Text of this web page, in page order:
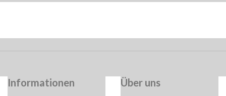
Informationen Über uns